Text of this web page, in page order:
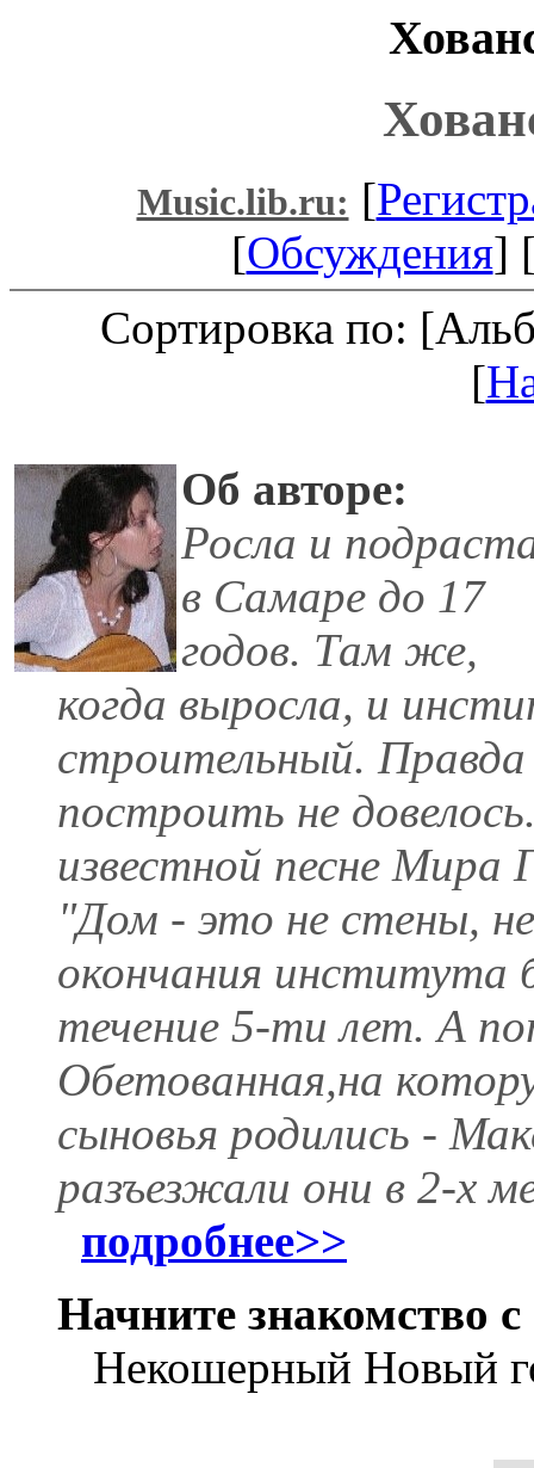
Music.lib.ru: [
[Обсуждения]
Сортировка по:
[
Об авторе:
Росла и
в Самаре до 17
годов. Там же,
когда выросла, и
строительный. Правда
построить не
известной песне Мира
"Дом - это не стены,
окончания
течение 5-ти лет. А
Обетованная,на
сыновья родились -
разъезжали они в 2-х
подробнее>>
Начните знакомство с
Некошерный Новый